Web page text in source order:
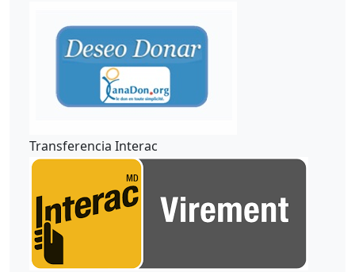
Transferencia Interac